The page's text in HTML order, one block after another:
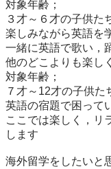
対象年齢；
３才～６才の子供た
楽しみながら英語を
一緒に英語で歌い，
他のどこよりも楽し
対象年齢；
７才～12才の子供た
英語の宿題で困って
ここでは楽しく，リ
します
海外留学をしたいと